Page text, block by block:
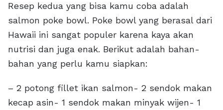
Resep kedua yang bisa kamu coba adalah
salmon poke bowl. Poke bowl yang berasal dari
Hawaii ini sangat populer karena kaya akan
nutrisi dan juga enak. Berikut adalah bahan-
bahan yang perlu kamu siapkan:
– 2 potong fillet ikan salmon- 2 sendok makan
kecap asin- 1 sendok makan minyak wijen- 1